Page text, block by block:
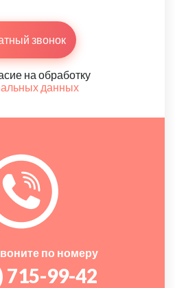
звонок
на обработку
данных
по номеру
715-99-42